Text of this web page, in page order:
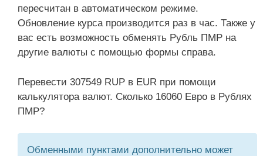
пересчитан в автоматическом режиме.
Обновление курса производится раз в час. Также у
вас есть возможность обменять Рубль ПМР на
другие валюты с помощью формы справа.
Перевести 307549 RUP в EUR при помощи
калькулятора валют. Сколько 16060 Евро в Рублях
ПМР?
Обменными пунктами дополнительно может